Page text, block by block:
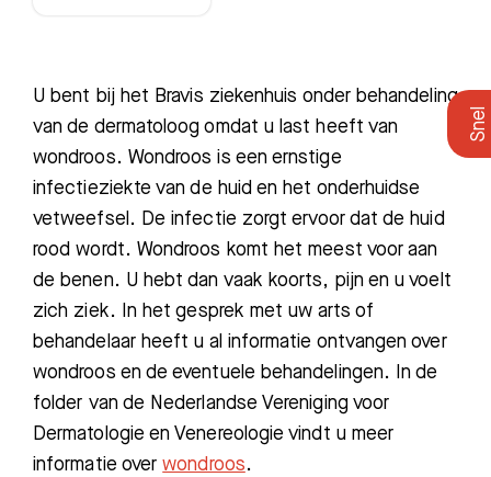
U bent bij het Bravis ziekenhuis onder behandeling
van de dermatoloog omdat u last heeft van
wondroos. Wondroos is een ernstige
infectieziekte van de huid en het onderhuidse
vetweefsel. De infectie zorgt ervoor dat de huid
rood wordt. Wondroos komt het meest voor aan
de benen. U hebt dan vaak koorts, pijn en u voelt
zich ziek. In het gesprek met uw arts of
behandelaar heeft u al informatie ontvangen over
wondroos en de eventuele behandelingen. In de
folder van de Nederlandse Vereniging voor
Dermatologie en Venereologie vindt u meer
informatie overwondroos.